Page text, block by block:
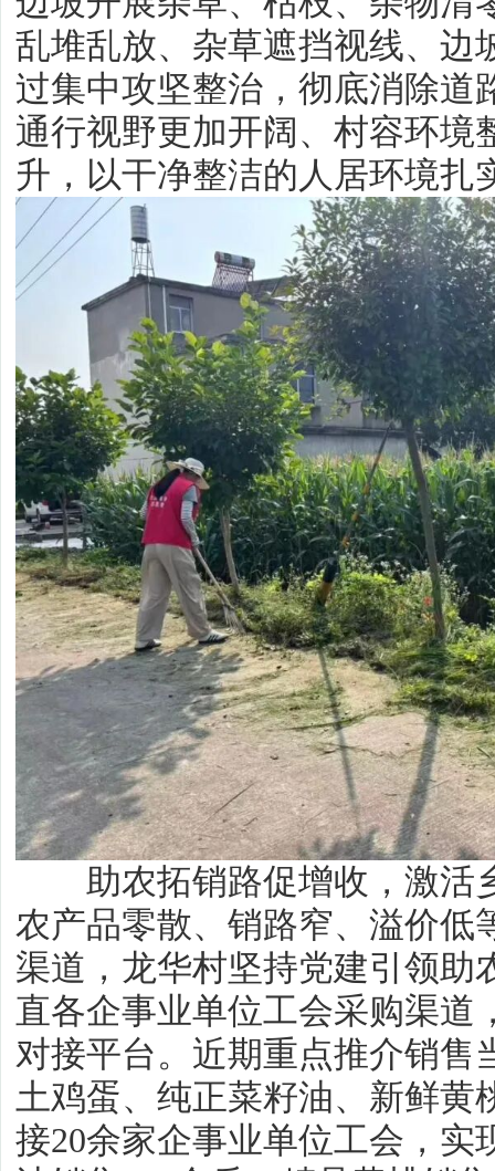
乱堆乱放、杂草遮挡视线、边
过集中攻坚整治，彻底消除道
通行视野更加开阔、村容环境
升，以干净整洁的人居环境扎
助农拓销路促增收，激活
农产品零散、销路窄、溢价低
渠道，龙华村坚持党建引领助
直各企事业单位工会采购渠道
对接平台。近期重点推介销售
土鸡蛋、纯正菜籽油、新鲜黄
接20余家企事业单位工会，实